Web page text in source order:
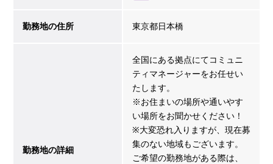
勤務地の住所 東京都日本橋
勤務地の詳細
全国にある拠点にてコミュニ
ティマネージャーをお任せい
たします。
※お住まいの場所や通いやす
い場所をお聞かせください！
※大変恐れ入りますが、現在募
集のない地域もございます。
ご希望の勤務地がある際は、